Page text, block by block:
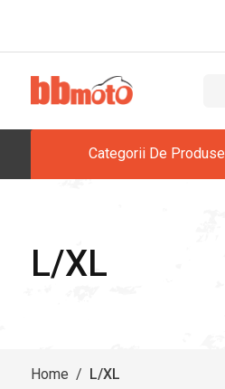
Categorii De Produse
L/XL
Home / L/XL